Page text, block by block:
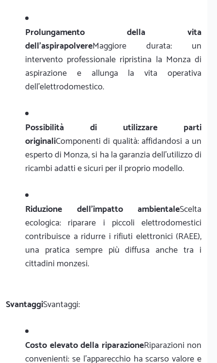
Prolungamento della vita
dell'aspirapolvereMaggiore durata: un
intervento professionale ripristina la Monza di
aspirazione e allunga la vita operativa
dell'elettrodomestico.
Possibilità di utilizzare parti
originaliComponenti di qualità: affidandosi a un
esperto di Monza, si ha la garanzia dell'utilizzo di
ricambi adatti e sicuri per il proprio modello.
Riduzione dell'impatto ambientaleScelta
ecologica: riparare i piccoli elettrodomestici
contribuisce a ridurre i rifiuti elettronici (RAEE),
una pratica sempre più diffusa anche tra i
cittadini monzesi.
SvantaggiSvantaggi:
Costo elevato della riparazioneRiparazioni non
convenienti: se l'apparecchio ha scarso valore e